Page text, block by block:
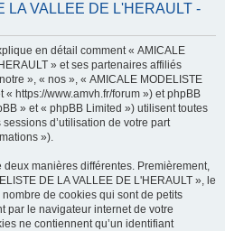
LA VALLEE DE L'HERAULT -
en détail comment « AMICALE
» et ses partenaires affiliés
», « nos », « AMICALE MODELISTE
« https://www.amvh.fr/forum ») et phpBB
» et « phpBB Limited ») utilisent toutes
d’utilisation de votre part
»).
manières différentes. Premièrement,
DE LA VALLEE DE L'HERAULT », le
de cookies qui sont de petits
par le navigateur internet de votre
ne contiennent qu’un identifiant